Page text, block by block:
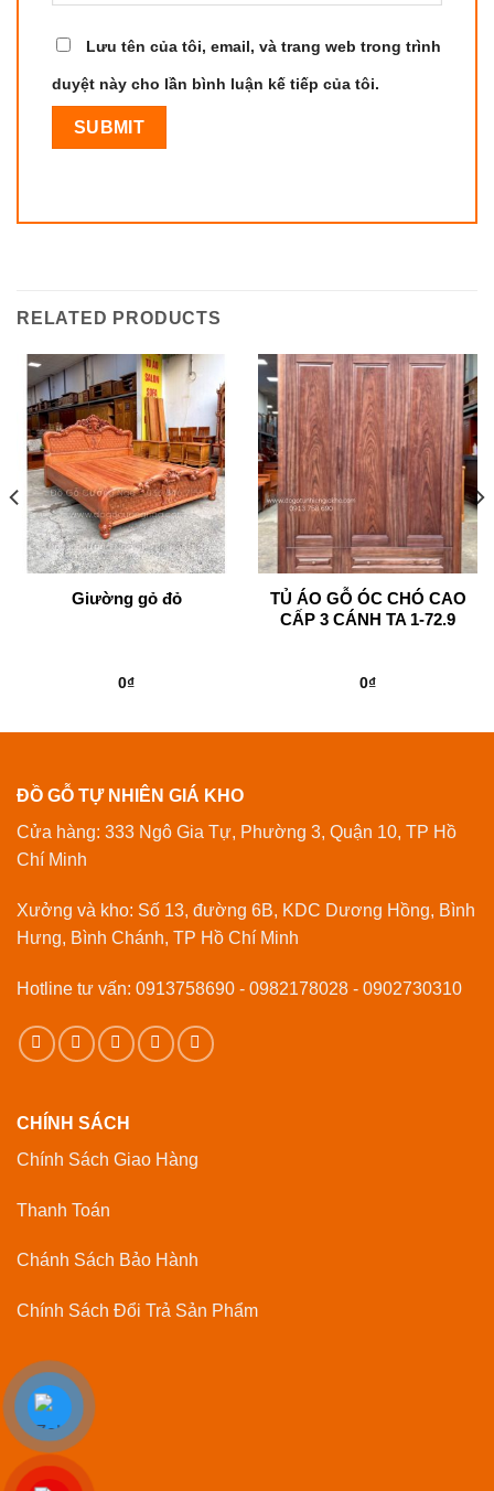
Lưu tên của tôi, email, và trang web trong trình
duyệt này cho lần bình luận kế tiếp của tôi.
RELATED PRODUCTS
Giường gỏ đỏ
0₫
TỦ ÁO GỖ ÓC CHÓ CAO
CẤP 3 CÁNH TA 1-72.9
0₫
ĐỒ GỖ TỰ NHIÊN GIÁ KHO
Cửa hàng: 333 Ngô Gia Tự, Phường 3, Quận 10, TP Hồ
Chí Minh
Xưởng và kho: Số 13, đường 6B, KDC Dương Hồng, Bình
Hưng, Bình Chánh, TP Hồ Chí Minh
Hotline tư vấn: 0913758690 - 0982178028 - 0902730310
CHÍNH SÁCH
Chính Sách Giao Hàng
Thanh Toán
Chánh Sách Bảo Hành
Chính Sách Đổi Trả Sản Phẩm